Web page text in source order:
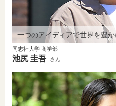
同志社大学 商学部
池尻 圭吾 さん